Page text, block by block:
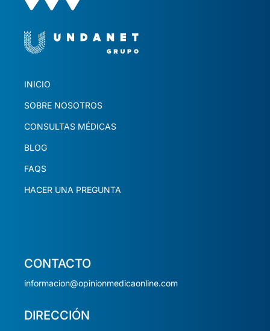
INICIO
SOBRE NOSOTROS
CONSULTAS MÉDICAS
BLOG
FAQS
HACER UNA PREGUNTA
CONTACTO
informacion@opinionmedicaonline.com
DIRECCIÓN